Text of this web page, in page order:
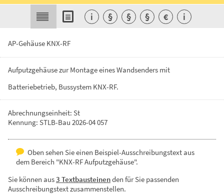
AP-Gehäuse KNX-RF
AufputzgehäusezurMontageeinesWandsenders mit
Batteriebetrieb, Bussystem KNX-RF.
Abrechnungseinheit: St
Kennung: STLB-Bau 2026-04 057
Oben sehen Sie einen Beispiel-Ausschreibungstext aus
dem Bereich "KNX-RF Aufputzgehäuse".
Sie können aus3 Textbausteinenden für Sie passenden
Ausschreibungstext zusammenstellen.
i § § § € i